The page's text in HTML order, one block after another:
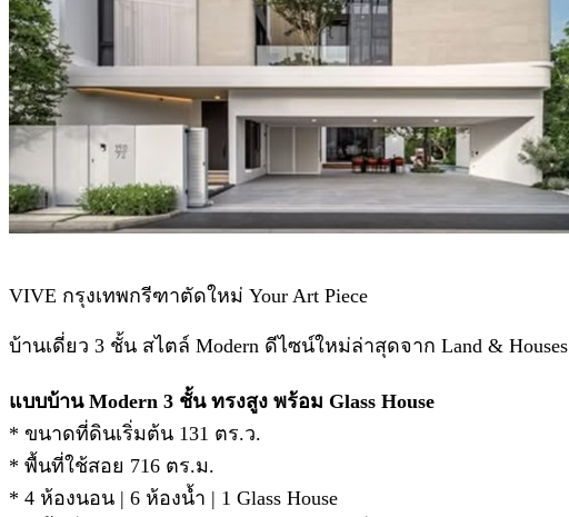
VIVE กรุงเทพกรีฑาตัดใหม่ Your Art Piece
บ้านเดี่ยว 3 ชั้น สไตล์ Modern ดีไซน์ใหม่ล่าสุดจาก Land & Houses
แบบบ้าน Modern 3 ชั้น ทรงสูง พร้อม Glass House
* ขนาดที่ดินเริ่มต้น 131 ตร.ว.
* พื้นที่ใช้สอย 716 ตร.ม.
* 4 ห้องนอน | 6 ห้องน้ำ | 1 Glass House